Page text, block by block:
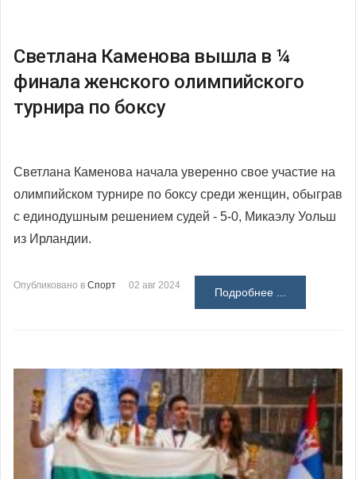
Светлана Каменова вышла в ¼
финала женского олимпийского
турнира по боксу
Светлана Каменова начала уверенно свое участие на
олимпийском турнире по боксу среди женщин, обыграв
с единодушным решением судей - 5-0, Микаэлу Уольш
из Ирландии.
Опубликовано в Спорт 02 авг 2024
Подробнее ...